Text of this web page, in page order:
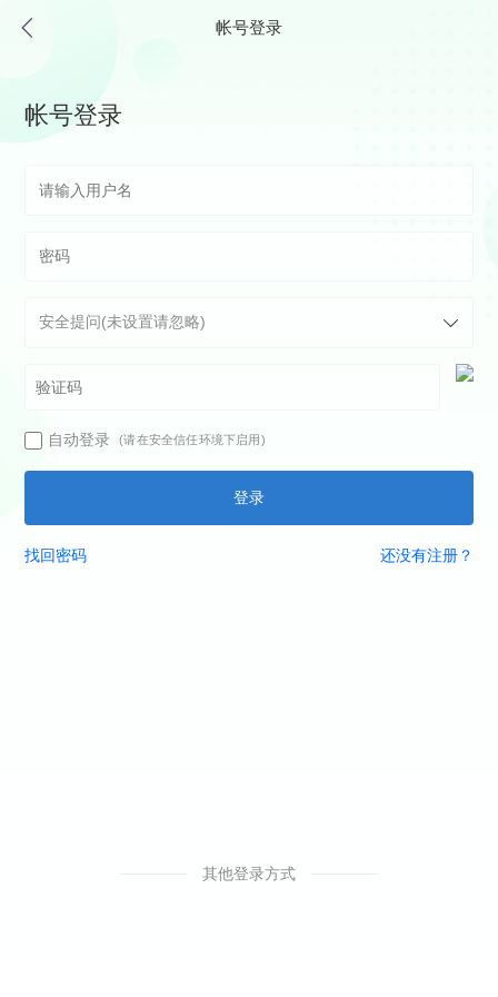
帐号登录
帐号登录
自动登录 (请在安全信任环境下启用)
登录
找回密码 还没有注册？
其他登录方式